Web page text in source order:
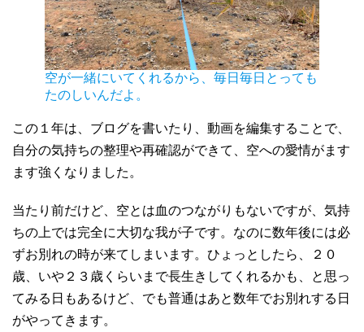
空が一緒にいてくれるから、毎日毎日とっても
たのしいんだよ。
この１年は、ブログを書いたり、動画を編集することで、
自分の気持ちの整理や再確認ができて、空への愛情がます
ます強くなりました。
当たり前だけど、空とは血のつながりもないですが、気持
ちの上では完全に大切な我が子です。なのに数年後には必
ずお別れの時が来てしまいます。ひょっとしたら、２０
歳、いや２３歳くらいまで長生きしてくれるかも、と思っ
てみる日もあるけど、でも普通はあと数年でお別れする日
がやってきます。